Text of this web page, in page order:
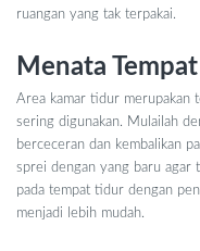
ruangan yang tak terpakai.
Menata
Area kamar tidur merupakan
sering digunakan. Mulailah
berceceran dan kembalikan
sprei dengan yang baru agar
pada tempat tidur dengan
menjadi lebih mudah.